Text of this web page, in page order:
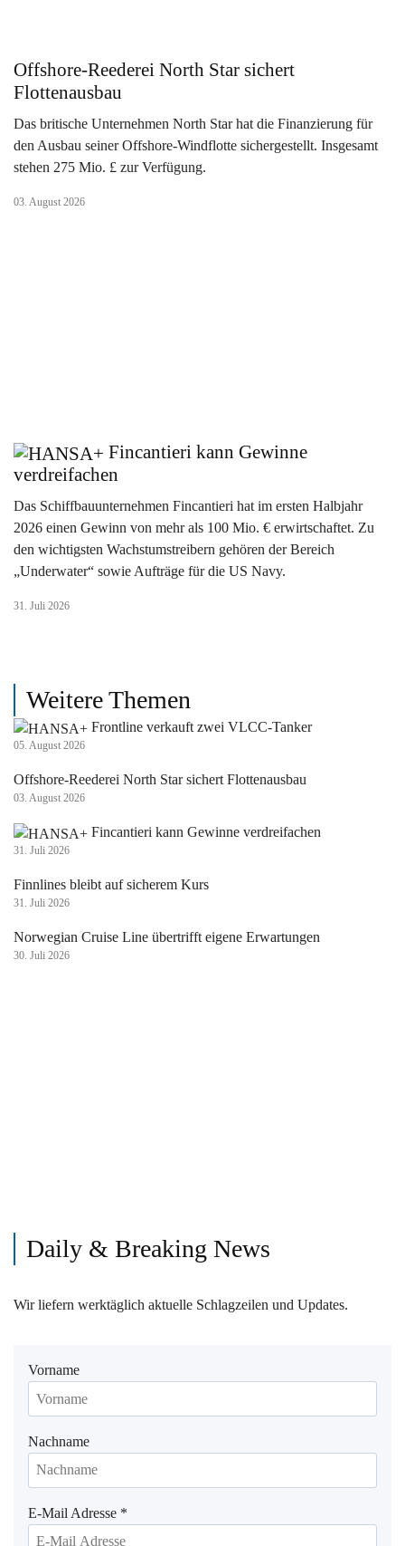
Offshore-Reederei North Star sichert
Flottenausbau
Das britische Unternehmen North Star hat die Finanzierung für
den Ausbau seiner Offshore-Windflotte sichergestellt. Insgesamt
stehen 275 Mio. £ zur Verfügung.
03. August 2026
Fincantieri kann Gewinne
verdreifachen
Das Schiffbauunternehmen Fincantieri hat im ersten Halbjahr
2026 einen Gewinn von mehr als 100 Mio. € erwirtschaftet. Zu
den wichtigsten Wachstumstreibern gehören der Bereich
„Underwater“ sowie Aufträge für die US Navy.
31. Juli 2026
Weitere Themen
Frontline verkauft zwei VLCC-Tanker
05. August 2026
Offshore-Reederei North Star sichert Flottenausbau
03. August 2026
Fincantieri kann Gewinne verdreifachen
31. Juli 2026
Finnlines bleibt auf sicherem Kurs
31. Juli 2026
Norwegian Cruise Line übertrifft eigene Erwartungen
30. Juli 2026
Daily & Breaking News
Wir liefern werktäglich aktuelle Schlagzeilen und Updates.
Vorname
Nachname
E-Mail Adresse *